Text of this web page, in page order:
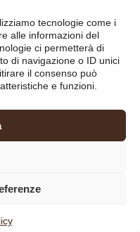
tecnologie come i
alle informazioni del
ci permetterà di
di navigazione o ID unici
il consenso può
e funzioni.
policy
Cookie
policy